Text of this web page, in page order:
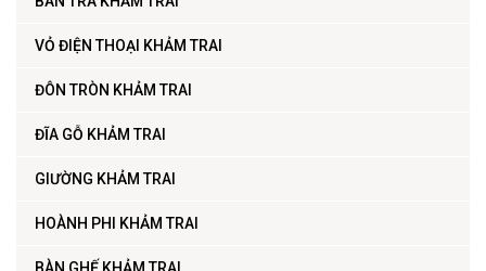
VỎ ĐIỆN THOẠI KHẢM TRAI
ĐÔN TRÒN KHẢM TRAI
ĐĨA GỖ KHẢM TRAI
GIƯỜNG KHẢM TRAI
HOÀNH PHI KHẢM TRAI